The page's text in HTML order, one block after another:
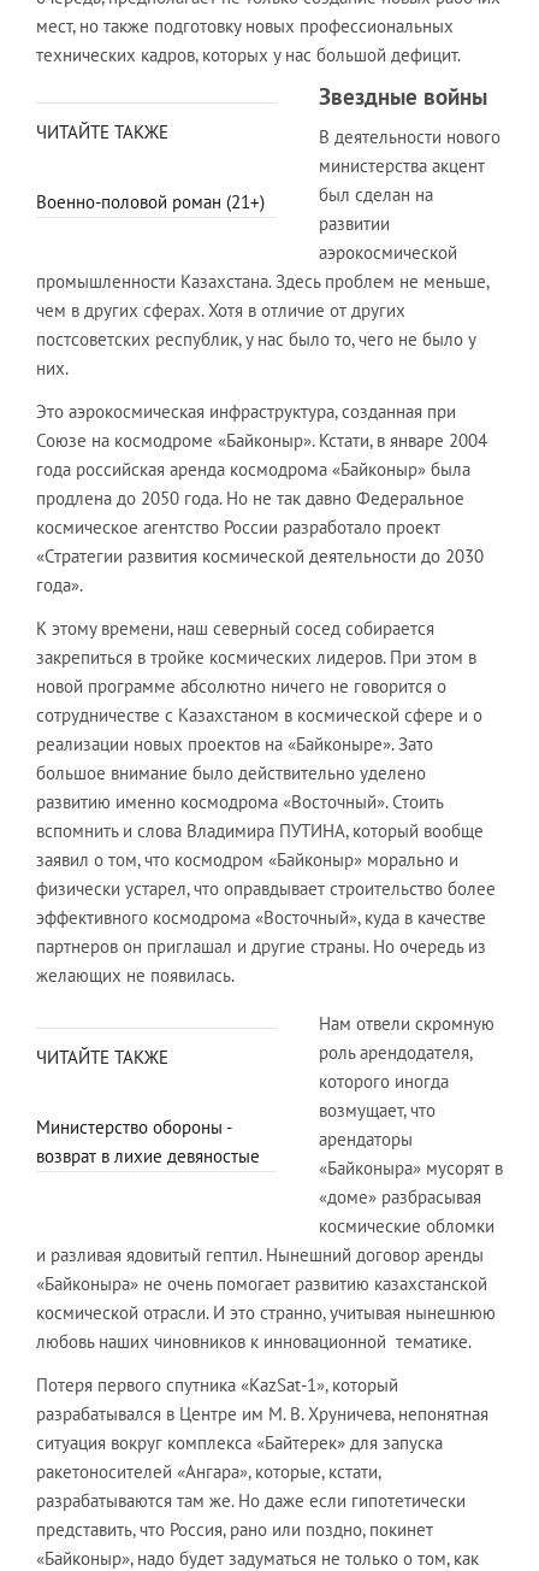
мест, но также подготовку новых профессиональных
технических кадров, которых у нас большой дефицит.
ЧИТАЙТЕ ТАКЖЕ
Военно-половой роман (21+)
Звездные войны
В деятельности нового
министерства акцент
был сделан на
развитии
аэрокосмической
промышленности Казахстана. Здесь проблем не меньше,
чем в других сферах. Хотя в отличие от других
постсоветских республик, у нас было то, чего не было у
них.
Это аэрокосмическая инфраструктура, созданная при
Союзе на космодроме «Байконыр». Кстати, в январе 2004
года российская аренда космодрома «Байконыр» была
продлена до 2050 года. Но не так давно Федеральное
космическое агентство России разработало проект
«Стратегии развития космической деятельности до 2030
года».
К этому времени, наш северный сосед собирается
закрепиться в тройке космических лидеров. При этом в
новой программе абсолютно ничего не говорится о
сотрудничестве с Казахстаном в космической сфере и о
реализации новых проектов на «Байконыре». Зато
большое внимание было действительно уделено
развитию именно космодрома «Восточный». Стоить
вспомнить и слова Владимира ПУТИНА, который вообще
заявил о том, что космодром «Байконыр» морально и
физически устарел, что оправдывает строительство более
эффективного космодрома «Восточный», куда в качестве
партнеров он приглашал и другие страны. Но очередь из
желающих не появилась.
ЧИТАЙТЕ ТАКЖЕ
Министерство обороны -
возврат в лихие девяностые
Нам отвели скромную
роль арендодателя,
которого иногда
возмущает, что
арендаторы
«Байконыра» мусорят в
«доме» разбрасывая
космические обломки
и разливая ядовитый гептил. Нынешний договор аренды
«Байконыра» не очень помогает развитию казахстанской
космической отрасли. И это странно, учитывая нынешнюю
любовь наших чиновников к инновационной тематике.
Потеря первого спутника «KazSat-1», который
разрабатывался в Центре им М. В. Хруничева, непонятная
ситуация вокруг комплекса «Байтерек» для запуска
ракетоносителей «Ангара», которые, кстати,
разрабатываются там же. Но даже если гипотетически
представить, что Россия, рано или поздно, покинет
«Байконыр», надо будет задуматься не только о том, как